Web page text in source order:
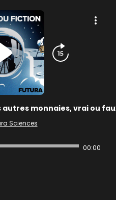
autres monnaies, vrai ou
Sciences
00:00